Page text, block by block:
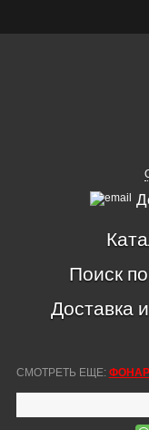
Поиск
Доставка
СМОТРЕТЬ ЕЩЕ: